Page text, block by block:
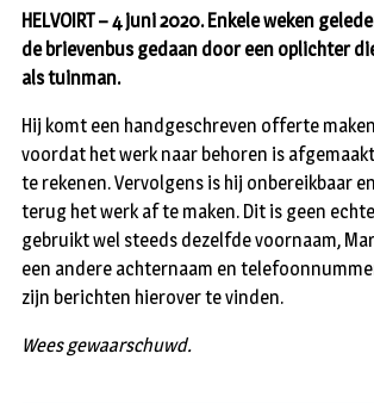
HELVOIRT – 4 juni 2020. Enkele weken
de brievenbus gedaan door een oplichter
als tuinman.
Hij komt een handgeschreven offerte
voordat het werk naar behoren is
te rekenen. Vervolgens is hij onbereikbaar
terug het werk af te maken. Dit is geen
gebruikt wel steeds dezelfde voornaam,
een andere achternaam en
zijn berichten hierover te vinden.
Wees gewaarschuwd.